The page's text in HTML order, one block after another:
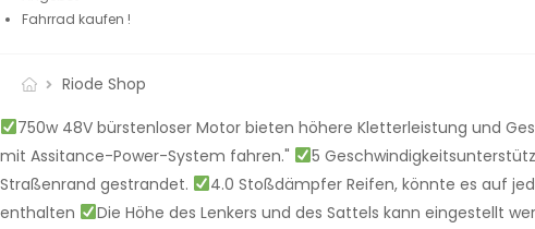
Fahrrad kaufen !
Riode Shop
750w 48V bürstenloser Motor bieten höhere Kletterleistung und
mit Assitance-Power-System fahren."
5
Straßenrand gestrandet.
4.0 Stoßdämpfer Reifen, könnte es auf
enthalten
Die Höhe des Lenkers und des Sattels kann eingestellt